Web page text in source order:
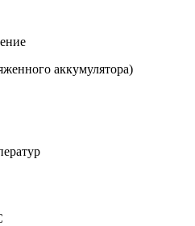
аккумулятора)